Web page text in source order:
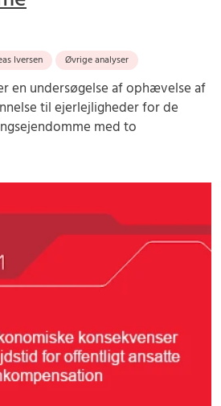
Iversen Øvrige analyser
en undersøgelse af ophævelse af
til ejerlejligheder for de
med to